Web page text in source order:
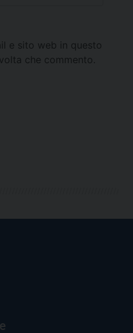
e sito web in questo
che commento.